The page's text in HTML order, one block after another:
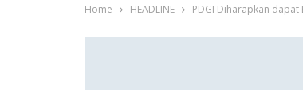
Home HEADLINE PDGI Diharapkan